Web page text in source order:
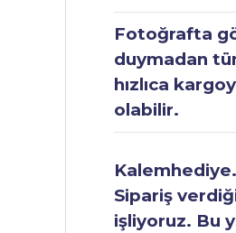
Fotoğrafta
duymadan
hızlıca
olabilir.
Sipariş
işliyoruz. Bu